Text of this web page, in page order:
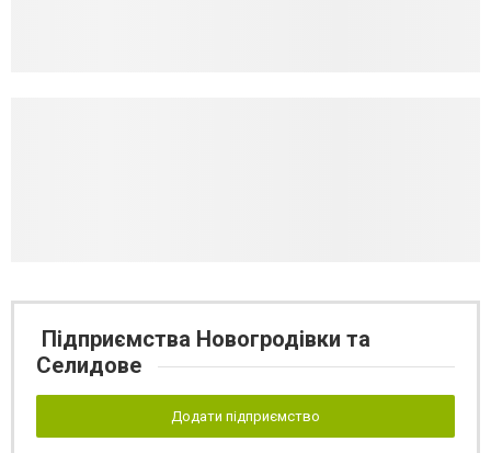
Підприємства Новогродівки та
Селидове
Додати підприємство